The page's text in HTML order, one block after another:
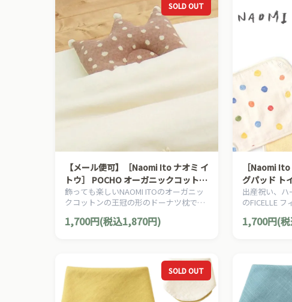
SOLD OUT
【メール便可】［Naomi Ito ナオミ イ
トウ］ POCHO オーガニックコットン
王冠まくら ココア
飾っても楽しいNAOMI ITOのオーガニッ
クコットンの王冠の形のドーナツ枕で
す。
1,700円(税込1,870円)
［Naomi
グパッド ト
ベルトカバ
シート
出産祝い、
のFICELLE
1,700円(
SOLD OUT